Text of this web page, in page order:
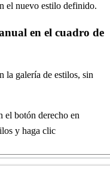
el nuevo estilo definido.
en el cuadro de
la galería de estilos, sin
el botón derecho en
y haga clic